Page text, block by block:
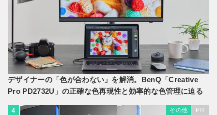
デザイナーの「色が合わない」を解消。BenQ「Creative
Pro PD2732U」の正確な色再現性と効率的な色管理に迫る
4 その他 PR